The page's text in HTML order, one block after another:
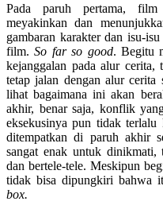
Pada paruh pertama,
meyakinkan dan
gambaran karakter dan isu-
film.So far so good. Begitu
kejanggalan pada alur
tetap jalan dengan alur
lihat bagaimana ini akan
akhir, benar saja, konflik
eksekusinya pun tidak terlalu
ditempatkan di paruh akhir
sangat enak untuk dinikmati,
dan bertele-tele. Meskipun
tidak bisa dipungkiri bahwa
box.